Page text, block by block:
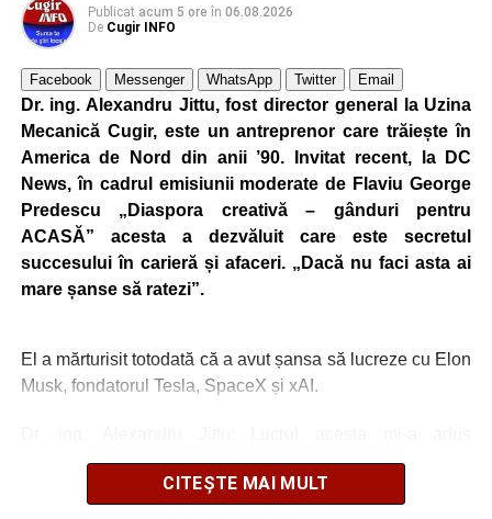
Publicat acum 5 ore în 06.08.2026
De Cugir INFO
Facebook Messenger WhatsApp Twitter Email
Dr. ing. Alexandru Jittu, fost director general la Uzina
Mecanică Cugir, este un antreprenor care trăiește în
America de Nord din anii ’90. Invitat recent, la DC
News, în cadrul emisiunii moderate de Flaviu George
Predescu „Diaspora creativă – gânduri pentru
ACASĂ” acesta a dezvăluit care este secretul
succesului în carieră și afaceri. „Dacă nu faci asta ai
mare șanse să ratezi”.
El a mărturisit totodată că a avut șansa să lucreze cu Elon
Musk, fondatorul Tesla, SpaceX și xAI.
întotdeuna succes
„Nu am lucrat niciodată pentru guverne. În România am
CITEȘTE MAI MULT